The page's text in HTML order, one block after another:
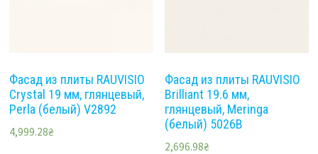
Фасад из плиты RAUVISIO
Crystal 19 мм, глянцевый,
Perla (белый) V2892
4,999.28₴
Фасад из плиты RAUVISIO
Brilliant 19.6 мм,
глянцевый, Meringa
(белый) 5026B
2,696.98₴